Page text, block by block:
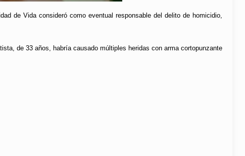
de Vida consideró como eventual responsable del delito de homicidio,
de 33 años, habría causado múltiples heridas con arma cortopunzante